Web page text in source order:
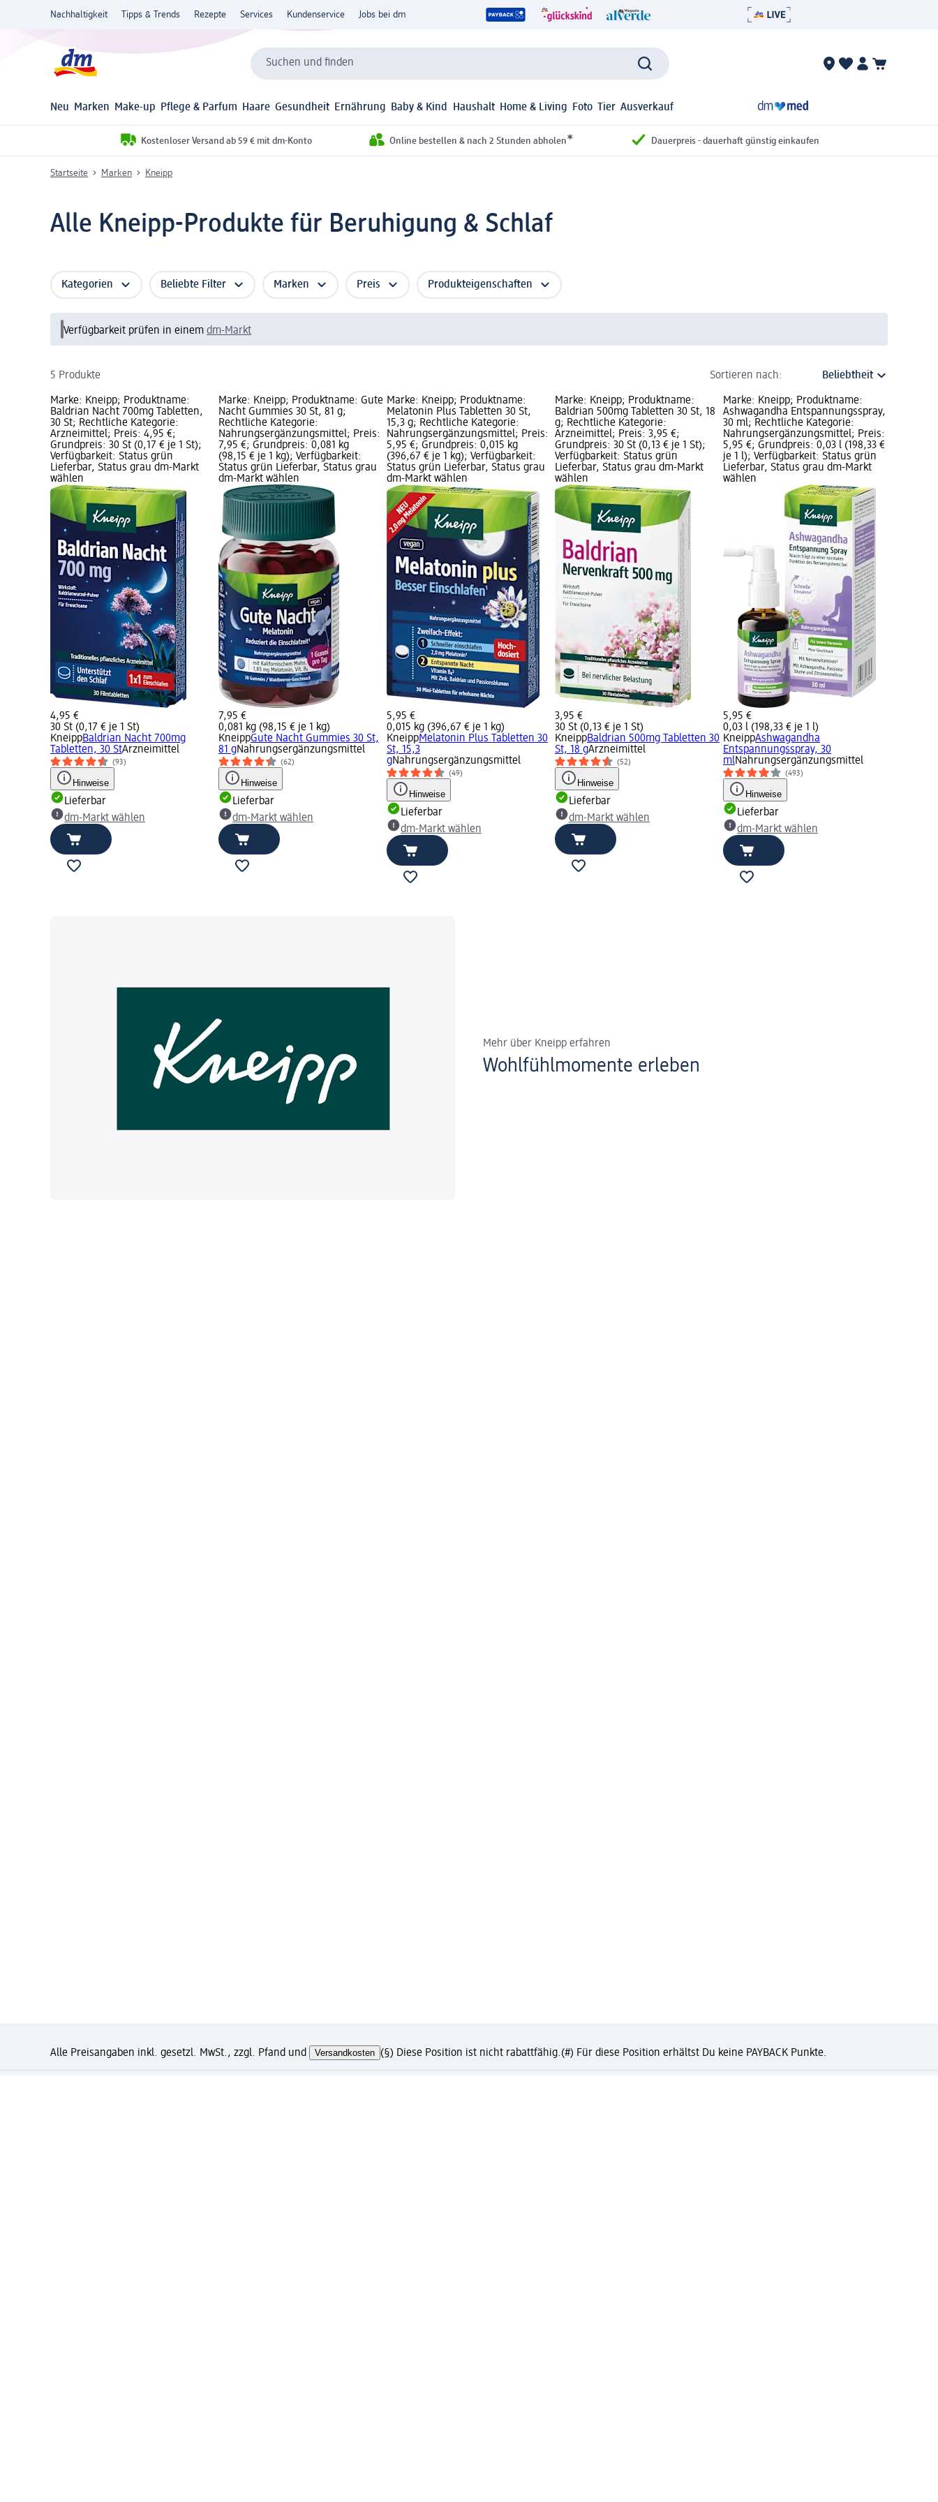
Nachhaltigkeit Tipps & Trends Rezepte Services Kundenservice Jobs bei dm
Suchen und finden
Neu Marken Make-up Pflege & Parfum Haare Gesundheit Ernährung Baby & Kind Haushalt Home & Living Foto Tier Ausverkauf
Kostenloser Versand ab 59 € mit dm-Konto Online bestellen & nach 2 Stunden abholen* Dauerpreis - dauerhaft günstig einkaufen
Startseite Marken Kneipp
Alle Kneipp-Produkte für Beruhigung & Schlaf
Kategorien Beliebte Filter Marken Preis Produkteigenschaften
Verfügbarkeit prüfen in einem dm-Markt
5 Produkte Sortieren nach:
Marke: Kneipp; Produktname:
Baldrian Nacht 700mg Tabletten,
30 St; Rechtliche Kategorie:
Arzneimittel; Preis: 4,95 €;
Grundpreis: 30 St (0,17 € je 1 St);
Verfügbarkeit: Status grün
Lieferbar, Status grau dm-Markt
wählen
4,95 €
30 St (0,17 € je 1 St)
KneippBaldrian Nacht 700mg
Tabletten, 30 StArzneimittel
(93)
Hinweise
Lieferbar
dm-Markt wählen
Marke: Kneipp; Produktname: Gute
Nacht Gummies 30 St, 81 g;
Rechtliche Kategorie:
Nahrungsergänzungsmittel; Preis:
7,95 €; Grundpreis: 0,081 kg
(98,15 € je 1 kg); Verfügbarkeit:
Status grün Lieferbar, Status grau
dm-Markt wählen
7,95 €
0,081 kg (98,15 € je 1 kg)
KneippGute Nacht Gummies 30 St,
81 gNahrungsergänzungsmittel
(62)
Hinweise
Lieferbar
dm-Markt wählen
Marke: Kneipp; Produktname:
Melatonin Plus Tabletten 30 St,
15,3 g; Rechtliche Kategorie:
Nahrungsergänzungsmittel; Preis:
5,95 €; Grundpreis: 0,015 kg
(396,67 € je 1 kg); Verfügbarkeit:
Status grün Lieferbar, Status grau
dm-Markt wählen
5,95 €
0,015 kg (396,67 € je 1 kg)
KneippMelatonin Plus Tabletten 30
St, 15,3
gNahrungsergänzungsmittel
(49)
Hinweise
Lieferbar
dm-Markt wählen
Marke: Kneipp; Produktname:
Baldrian 500mg Tabletten 30 St, 18
g; Rechtliche Kategorie:
Arzneimittel; Preis: 3,95 €;
Grundpreis: 30 St (0,13 € je 1 St);
Verfügbarkeit: Status grün
Lieferbar, Status grau dm-Markt
wählen
3,95 €
30 St (0,13 € je 1 St)
KneippBaldrian 500mg Tabletten 30
St, 18 gArzneimittel
(52)
Hinweise
Lieferbar
dm-Markt wählen
Marke: Kneipp; Produktname:
Ashwagandha Entspannungsspray,
30 ml; Rechtliche Kategorie:
Nahrungsergänzungsmittel; Preis:
5,95 €; Grundpreis: 0,03 l (198,33 €
je 1 l); Verfügbarkeit: Status grün
Lieferbar, Status grau dm-Markt
wählen
5,95 €
0,03 l (198,33 € je 1 l)
KneippAshwagandha
Entspannungsspray, 30
mlNahrungsergänzungsmittel
(493)
Hinweise
Lieferbar
dm-Markt wählen
Mehr über Kneipp erfahren
Wohlfühlmomente erleben
Alle Preisangaben inkl. gesetzl. MwSt., zzgl. Pfand und Versandkosten (§) Diese Position ist nicht rabattfähig.(#) Für diese Position erhältst Du keine PAYBACK Punkte.